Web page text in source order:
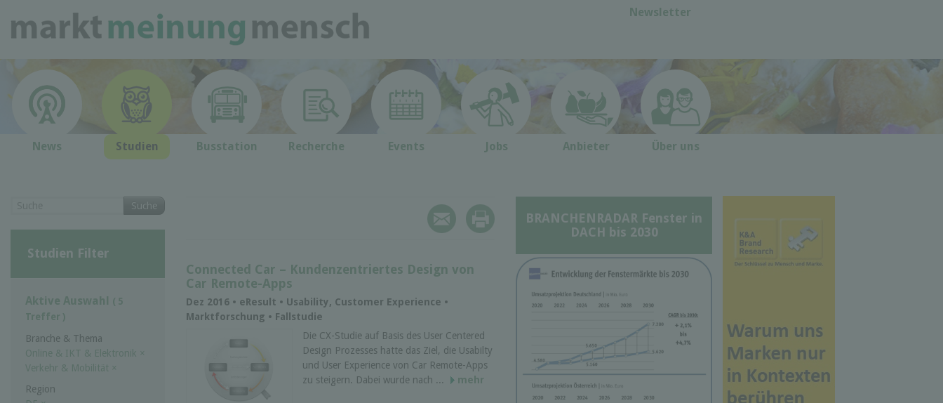
Newsletter
News Studien Busstation Recherche Events Jobs Anbieter Über uns
Connected Car – Kundenzentriertes Design von
Car Remote-Apps
Dez 2016 • eResult • Usability, Customer Experience •
Marktforschung • Fallstudie
Die CX-Studie auf Basis des User Centered
Design Prozesses hatte das Ziel, die Usabilty
und User Experience von Car Remote-Apps
zu steigern. Dabei wurde nach ...
mehr
Suche
Studien Filter
Aktive Auswahl ( 5
Treffer )
Branche & Thema
Online & IKT & Elektronik ×
Verkehr & Mobilität ×
Region
BRANCHENRADAR Fenster in
DACH bis 2030